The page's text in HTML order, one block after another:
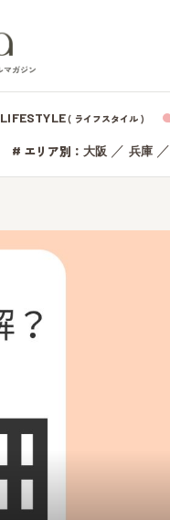
マガジン
LIFESTYLE( ライフスタイル )
# エリア別： 大阪 ／ 兵庫／